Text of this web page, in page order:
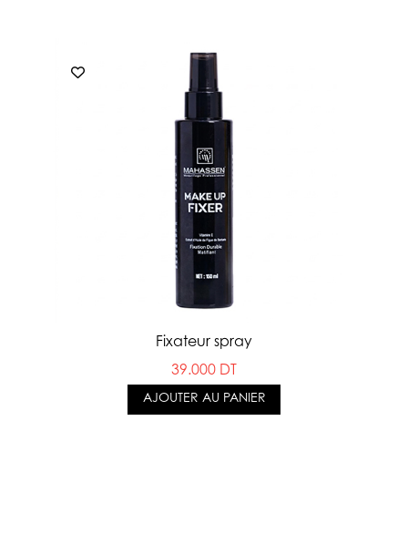
Fixateur spray
39.000 DT
AJOUTER AU PANIER